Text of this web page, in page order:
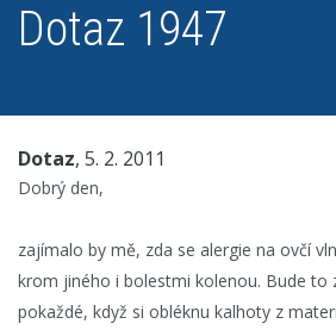
Dotaz 1947
Dotaz, 5. 2. 2011
Dobrý den,
zajímalo by mě, zda se alergie na ovčí
krom jiného i bolestmi kolenou. Bude to
pokaždé, když si obléknu kalhoty z